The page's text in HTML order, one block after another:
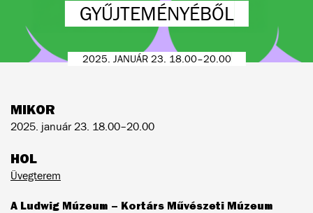
GYŰJTEMÉNYÉBŐL
2025. JANUÁR 23. 18.00–20.00
MIKOR
2025. január 23. 18.00–20.00
HOL
Üvegterem
A Ludwig Múzeum – Kortárs Művészeti Múzeum